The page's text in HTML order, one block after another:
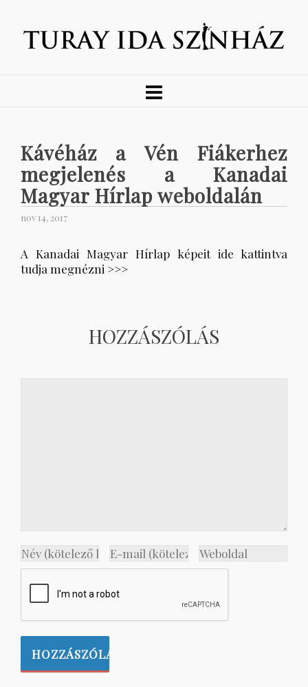
Kávéház a Vén Fiákerhez
megjelenés a Kanadai
Magyar Hírlap weboldalán
nov 14, 2017
A Kanadai Magyar Hírlap képeit ide kattintva
tudja megnézni >>>
HOZZÁSZÓLÁS